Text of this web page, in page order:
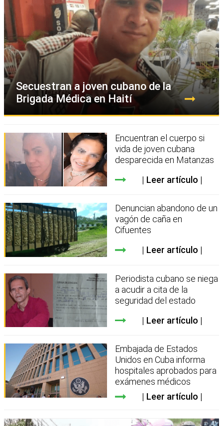
Secuestran a joven cubano de la
Brigada Médica en Haití
Encuentran el cuerpo si
vida de joven cubana
desparecida en Matanzas
Leer artículo
Denuncian abandono de un
vagón de caña en
Cifuentes
Leer artículo
Periodista cubano se niega
a acudir a cita de la
seguridad del estado
Leer artículo
Embajada de Estados
Unidos en Cuba informa
hospitales aprobados para
exámenes médicos
Leer artículo